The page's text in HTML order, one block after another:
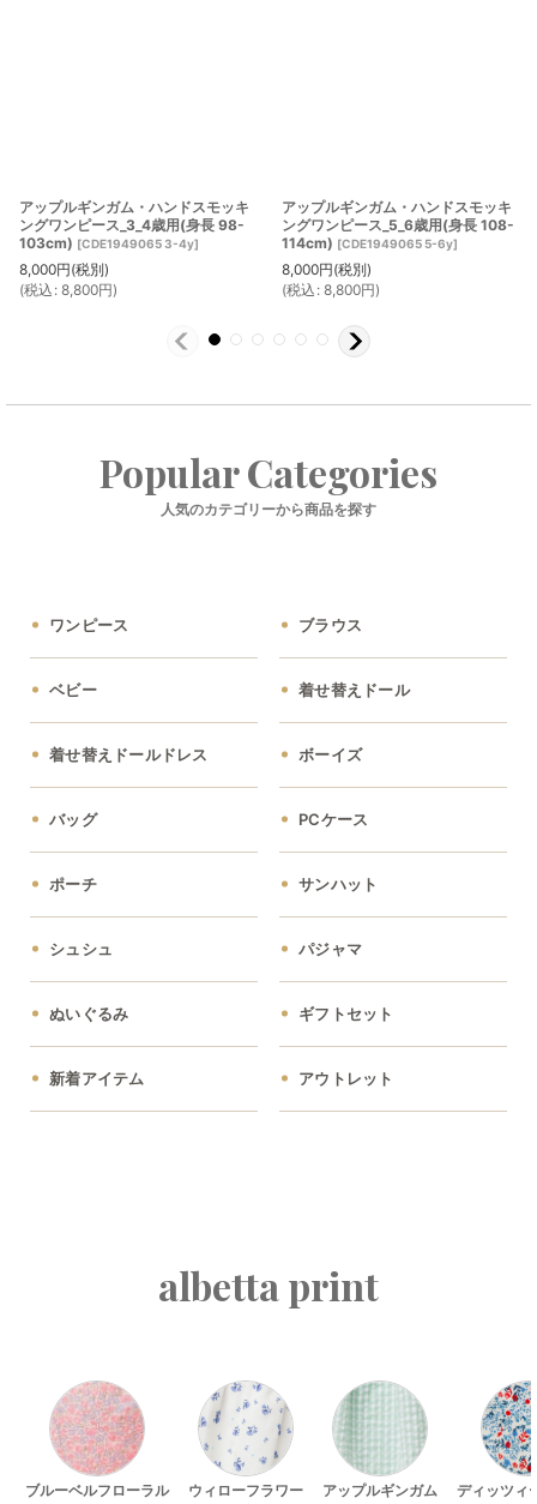
アップルギンガム・ハンドスモッキ
ングワンピース_3_4歳用(身長 98-
103cm) [CDE1949065 3-4y]
8,000円(税別)
(税込 : 8,800円)
アップルギンガム・ハンドスモッキ
ングワンピース_5_6歳用(身長 108-
114cm) [CDE1949065 5-6y]
8,000円(税別)
(税込 : 8,800円)
Popular Categories
人気のカテゴリーから商品を探す
ワンピース ブラウス
ベビー 着せ替えドール
着せ替えドールドレス ボーイズ
バッグ PCケース
ポーチ サンハット
シュシュ パジャマ
ぬいぐるみ ギフトセット
新着アイテム アウトレット
albetta print
ブルーベルフローラル ウィローフラワー アップルギンガム ディッツィ